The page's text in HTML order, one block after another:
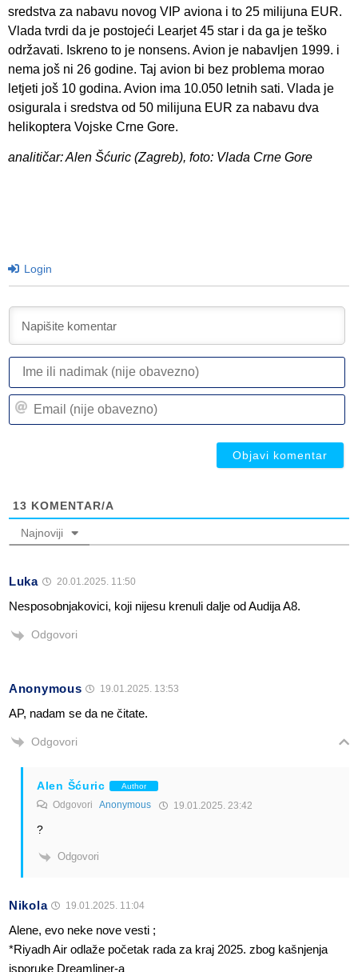
sredstva za nabavu novog VIP aviona i to 25 milijuna EUR.
Vlada tvrdi da je postojeći Learjet 45 star i da ga je teško
održavati. Iskreno to je nonsens. Avion je nabavljen 1999. i
nema još ni 26 godine. Taj avion bi bez problema morao
letjeti još 10 godina. Avion ima 10.050 letnih sati. Vlada je
osigurala i sredstva od 50 milijuna EUR za nabavu dva
helikoptera Vojske Crne Gore.
analitičar: Alen Šćuric (Zagreb), foto: Vlada Crne Gore
Login
13 KOMENTAR/A
Najnoviji
Luka 20.01.2025. 11:50
Nesposobnjakovici, koji nijesu krenuli dalje od Audija A8.
Odgovori
Anonymous 19.01.2025. 13:53
AP, nadam se da ne čitate.
Odgovori
Alen Šćuric Author
Odgovori Anonymous 19.01.2025. 23:42
?
Odgovori
Nikola 19.01.2025. 11:04
Alene, evo neke nove vesti ;
*Riyadh Air odlaže početak rada za kraj 2025. zbog kašnjenja
isporuke Dreamliner-a